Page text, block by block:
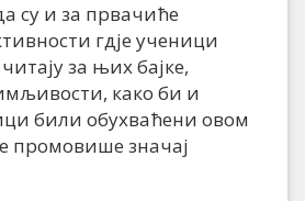
су и за првачиће
гдје ученици
за њих бајке,
како би и
били обухваћени овом
промовише значај